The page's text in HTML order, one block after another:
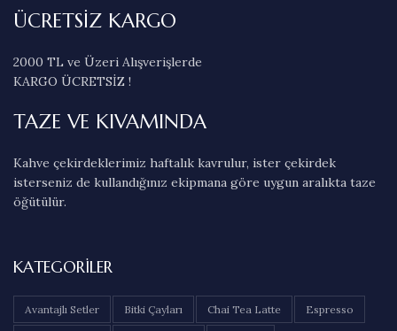
ÜCRETSİZ KARGO
2000 TL ve Üzeri Alışverişlerde
KARGO ÜCRETSİZ !
TAZE VE KIVAMINDA
Kahve çekirdeklerimiz haftalık kavrulur, ister çekirdek
isterseniz de kullandığınız ekipmana göre uygun aralıkta taze
öğütülür.
KATEGORILER
Avantajlı Setler Bitki Çayları Chai Tea Latte Espresso